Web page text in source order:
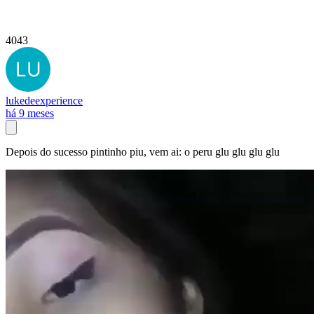
4043
lukedeexperience
há 9 meses
Depois do sucesso pintinho piu, vem ai: o peru glu glu glu glu